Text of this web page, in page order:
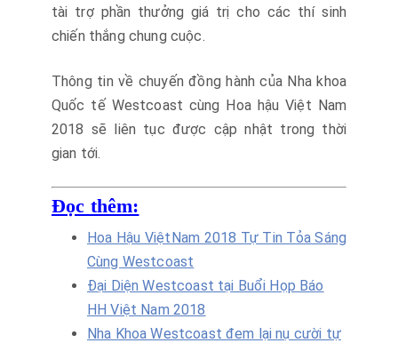
tài trợ phần thưởng giá trị cho các thí sinh
chiến thắng chung cuộc.
Thông tin về chuyến đồng hành của Nha khoa
Quốc tế Westcoast cùng Hoa hậu Việt Nam
2018 sẽ liên tục được cập nhật trong thời
gian tới.
Đọc thêm:
Hoa Hậu ViệtNam 2018 Tự Tin Tỏa Sáng
Cùng Westcoast
Đại Diện Westcoast tại Buổi Họp Báo
HH Việt Nam 2018
Nha Khoa Westcoast đem lại nụ cười tự